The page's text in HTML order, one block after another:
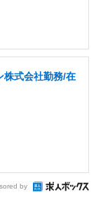
株式会社勤務/在
by